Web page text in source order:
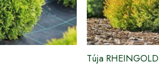
Túja RHEINGOLD